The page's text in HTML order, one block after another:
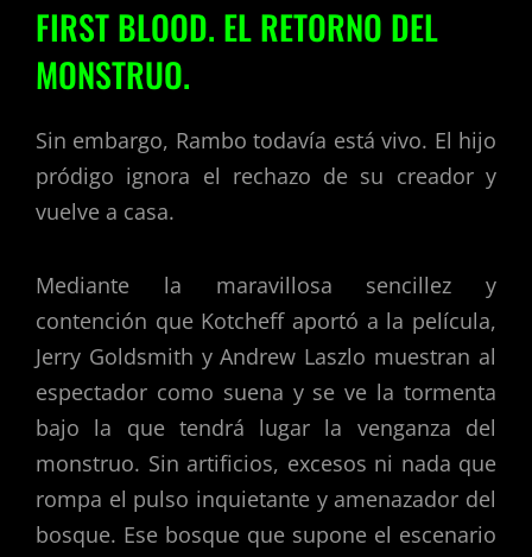
FIRST BLOOD. EL RETORNO DEL
MONSTRUO.
Sin embargo, Rambo todavía está vivo. El hijo
pródigo ignora el rechazo de su creador y
vuelve a casa.
Mediante la maravillosa sencillez y
contención que Kotcheff aportó a la película,
Jerry Goldsmith y Andrew Laszlo muestran al
espectador como suena y se ve la tormenta
bajo la que tendrá lugar la venganza del
monstruo. Sin artificios, excesos ni nada que
rompa el pulso inquietante y amenazador del
bosque. Ese bosque que supone el escenario